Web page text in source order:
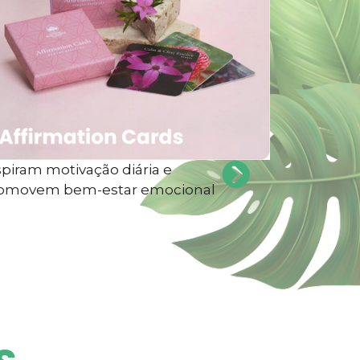
motivação diária e
bem-estar emocional